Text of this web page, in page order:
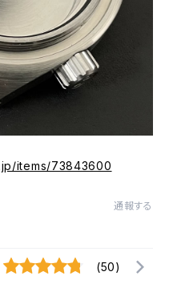
items/73843600
通報する
(50)